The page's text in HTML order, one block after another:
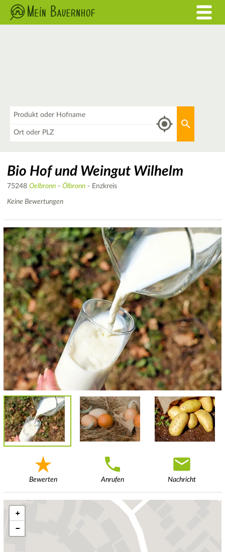
Bio Hof und Weingut Wilhelm
75248 Oelbronn - Ölbronn - Enzkreis
Keine Bewertungen
Bewerten Anrufen Nachricht
+
−